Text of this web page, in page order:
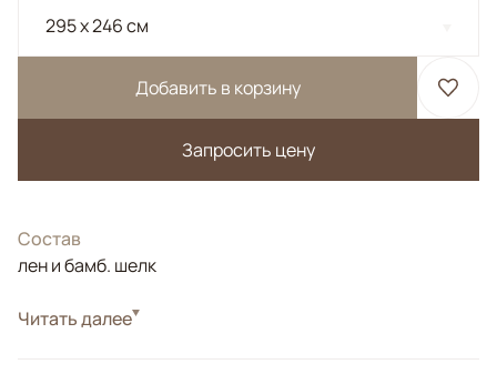
295 x 246 см
Добавить в корзину
Запросить цену
Состав
лен и бамб. шелк
СтильСовременные
Читать далее